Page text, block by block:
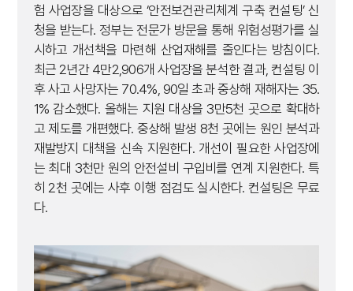
험 사업장을 대상으로 ‘안전보건관리체계 구축 컨설팅’ 신
청을 받는다. 정부는 전문가 방문을 통해 위험성평가를 실
시하고 개선책을 마련해 산업재해를 줄인다는 방침이다.
최근 2년간 4만2,906개 사업장을 분석한 결과, 컨설팅 이
후 사고 사망자는 70.4%, 90일 초과 중상해 재해자는 35.
1% 감소했다. 올해는 지원 대상을 3만5천 곳으로 확대하
고 제도를 개편했다. 중상해 발생 8천 곳에는 원인 분석과
재발방지 대책을 신속 지원한다. 개선이 필요한 사업장에
는 최대 3천만 원의 안전설비 구입비를 연계 지원한다. 특
히 2천 곳에는 사후 이행 점검도 실시한다. 컨설팅은 무료
다.